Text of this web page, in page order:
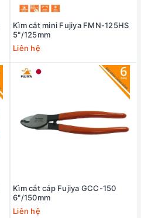
Kìm cắt mini Fujiya FMN-125HS
5"/125mm
Liên hệ
Kìm cắt cáp Fujiya GCC-150
6"/150mm
Liên hệ